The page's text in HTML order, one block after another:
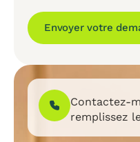
Envoyer votre
Contactez-
remplissez